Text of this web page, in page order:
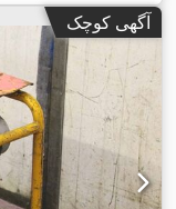
آگهی کوچک